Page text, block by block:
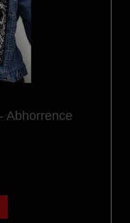
Abhorrence